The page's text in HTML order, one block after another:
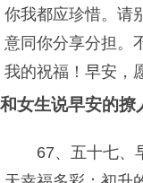
你我都应珍惜。请
意同你分享分担。
我的祝福！早安，
和女生说早安的撩
67、五十七、